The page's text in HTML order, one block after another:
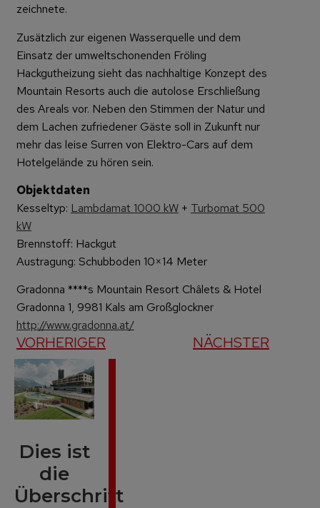
zeichnete.
Zusätzlich zur eigenen Wasserquelle und dem
Einsatz der umweltschonenden Fröling
Hackgutheizung sieht das nachhaltige Konzept des
Mountain Resorts auch die autolose Erschließung
des Areals vor. Neben den Stimmen der Natur und
dem Lachen zufriedener Gäste soll in Zukunft nur
mehr das leise Surren von Elektro-Cars auf dem
Hotelgelände zu hören sein.
Objektdaten
Kesseltyp: Lambdamat 1000 kW+ Turbomat 500
kW
Brennstoff: Hackgut
Austragung: Schubboden 10×14 Meter
Gradonna ****s Mountain Resort Châlets & Hotel
Gradonna 1, 9981 Kals am Großglockner
http://www.gradonna.at/
VORHERIGER NÄCHSTER
Dies ist
die
Überschrift